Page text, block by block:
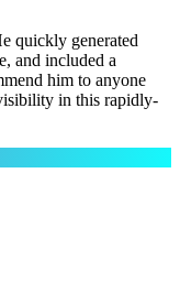
quickly generated
and included a
him to anyone
in this rapidly-